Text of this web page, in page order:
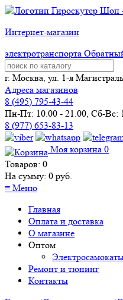
Интернет-магазин
электротранспорта
г. Москва, ул. 1-я
Адреса магазинов
8 (495) 795-43-44
Пн-Пт: 10.00 - 21.00, Сб-Вс:
8 (977) 653-83-13
Моя корзина 0
Товаров: 0
На сумму: 0 руб.
≡ Меню
Главная
Оплата и доставка
О магазине
Оптом
Ремонт и тюнинг
Контакты